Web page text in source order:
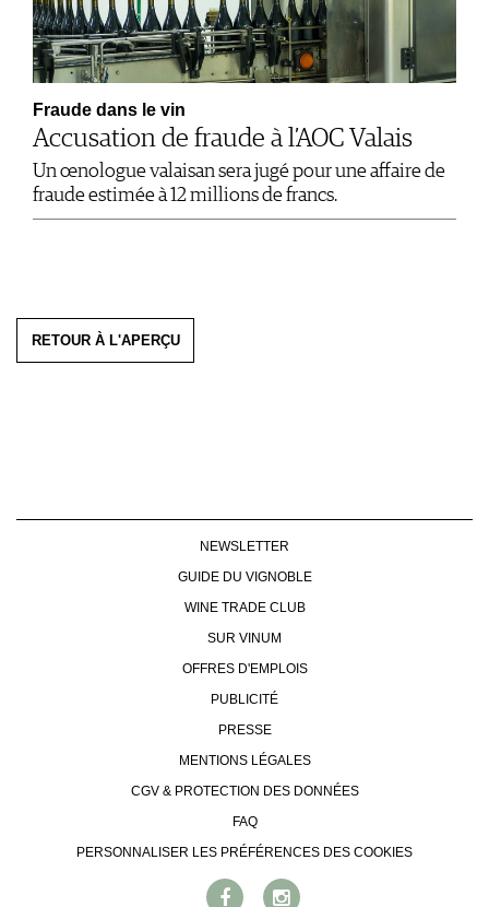
Fraude dans le vin
Accusation de fraude à l’AOC Valais
Un œnologue valaisan sera jugé pour une affaire de
fraude estimée à 12 millions de francs.
RETOUR À L'APERÇU
NEWSLETTER
GUIDE DU VIGNOBLE
WINE TRADE CLUB
SUR VINUM
OFFRES D'EMPLOIS
PUBLICITÉ
PRESSE
MENTIONS LÉGALES
CGV & PROTECTION DES DONNÉES
FAQ
PERSONNALISER LES PRÉFÉRENCES DES COOKIES